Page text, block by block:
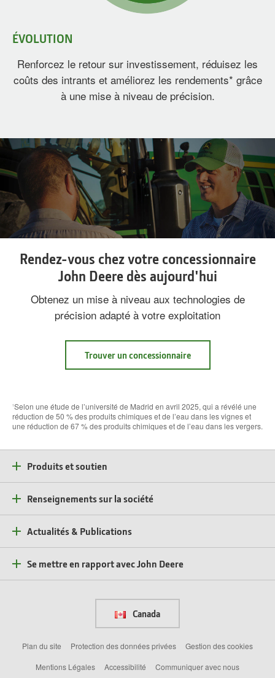
ÉVOLUTION
Renforcez le retour sur investissement, réduisez les
coûts des intrants et améliorez les rendements* grâce
à une mise à niveau de précision.
Rendez-vous chez votre concessionnaire
John Deere dès aujourd'hui
Obtenez un mise à niveau aux technologies de
précision adapté à votre exploitation
Trouver un concessionnaire
1Selon une étude de l’université de Madrid en avril 2025, qui a révélé une
réduction de 50 % des produits chimiques et de l’eau dans les vignes et
une réduction de 67 % des produits chimiques et de l’eau dans les vergers.
Produits et soutien
Renseignements sur la société
Actualités & Publications
Se mettre en rapport avec John Deere
Canada
Plan du site Protection des données privées
Gestion des cookies
Mentions Légales
Accessibilité Communiquer avec nous